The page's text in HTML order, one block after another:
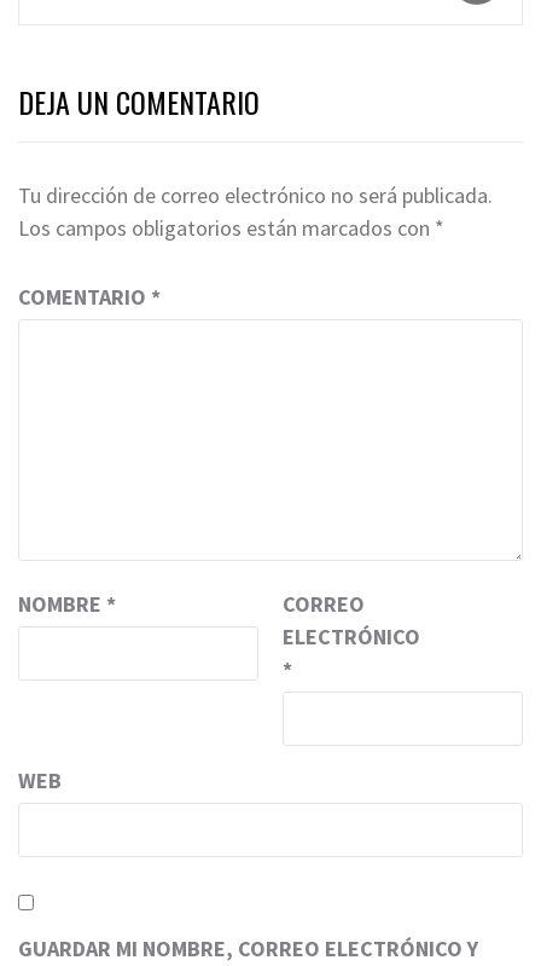
DEJA UN COMENTARIO
Tu dirección de correo electrónico no será publicada.
Los campos obligatorios están marcados con *
COMENTARIO *
NOMBRE *
CORREO
ELECTRÓNICO
*
WEB
GUARDAR MI NOMBRE, CORREO ELECTRÓNICO Y